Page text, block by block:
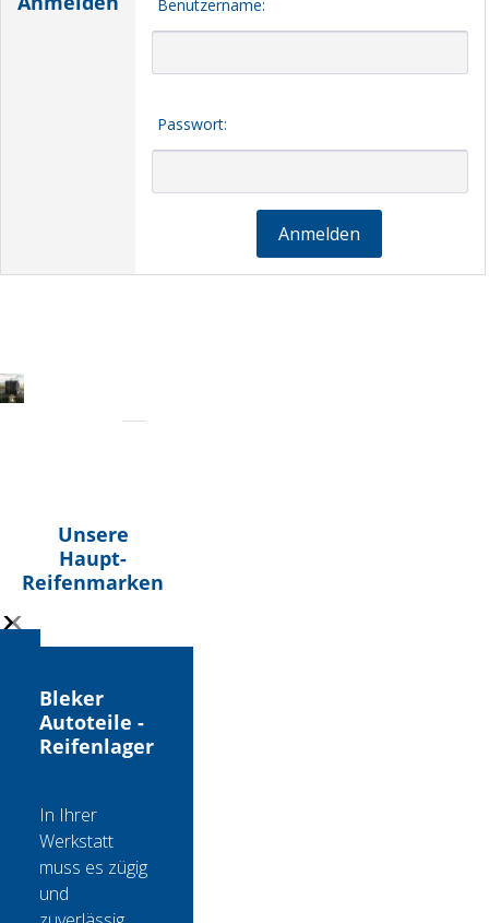
Benutzername:
Passwort:
Anmelden
Unsere
Haupt-
Reifenmarken
Bleker
Autoteile -
Reifenlager
In Ihrer
Werkstatt
muss es zügig
und